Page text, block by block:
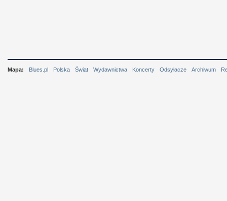
Mapa: Blues.pl Polska Świat Wydawnictwa Koncerty Odsyłacze Archiwum